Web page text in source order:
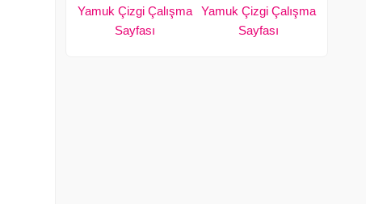
Yamuk Çizgi Çalışma
Sayfası
Yamuk Çizgi Çalışma
Sayfası